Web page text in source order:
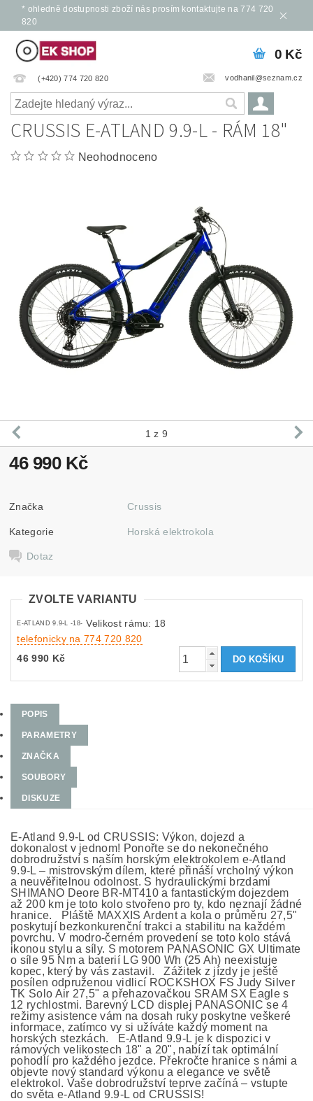
* ohledně dostupnosti zboží nás prosím kontaktujte na 774 720
820
(+420) 774 720 820 vodhanil@seznam.cz
0 Kč
CRUSSIS E-ATLAND 9.9-L - RÁM 18"
Neohodnoceno
1 z 9
46 990 Kč
Značka Crussis
Kategorie Horská elektrokola
Dotaz
ZVOLTE VARIANTU
E-ATLAND 9.9-L -18- Velikost rámu: 18
telefonicky na 774 720 820
46 990 Kč
POPIS
PARAMETRY
ZNAČKA
SOUBORY
DISKUZE
E-Atland 9.9-L od CRUSSIS: Výkon, dojezd a
dokonalost v jednom! Ponořte se do nekonečného
dobrodružství s naším horským elektrokolem e-Atland
9.9-L – mistrovským dílem, které přináší vrcholný výkon
a neuvěřitelnou odolnost. S hydraulickými brzdami
SHIMANO Deore BR-MT410 a fantastickým dojezdem
až 200 km je toto kolo stvořeno pro ty, kdo neznají žádné
hranice. Pláště MAXXIS Ardent a kola o průměru 27,5"
poskytují bezkonkurenční trakci a stabilitu na každém
povrchu. V modro-černém provedení se toto kolo stává
ikonou stylu a síly. S motorem PANASONIC GX Ultimate
o síle 95 Nm a baterií LG 900 Wh (25 Ah) neexistuje
kopec, který by vás zastavil. Zážitek z jízdy je ještě
posílen odpruženou vidlicí ROCKSHOX FS Judy Silver
TK Solo Air 27,5" a přehazovačkou SRAM SX Eagle s
12 rychlostmi. Barevný LCD displej PANASONIC se 4
režimy asistence vám na dosah ruky poskytne veškeré
informace, zatímco vy si užíváte každý moment na
horských stezkách. E-Atland 9.9-L je k dispozici v
rámových velikostech 18" a 20", nabízí tak optimální
pohodlí pro každého jezdce. Překročte hranice s námi a
objevte nový standard výkonu a elegance ve světě
elektrokol. Vaše dobrodružství teprve začíná – vstupte
do světa e-Atland 9.9-L od CRUSSIS!